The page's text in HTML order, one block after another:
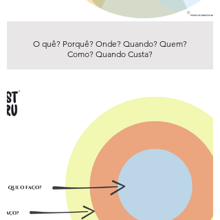
O quê? Porquê? Onde? Quando? Quem?
Como? Quando Custa?